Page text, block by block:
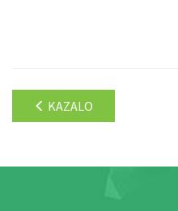
KAZALO